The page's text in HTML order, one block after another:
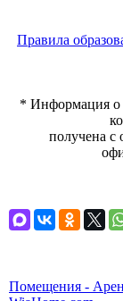
Правила
* Информация о
получена с
Помещения -